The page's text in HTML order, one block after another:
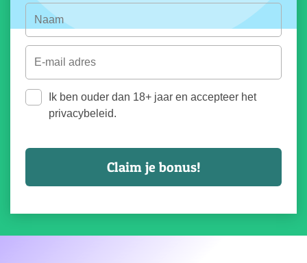
Ik ben ouder dan 18+ jaar en accepteer het
privacybeleid.